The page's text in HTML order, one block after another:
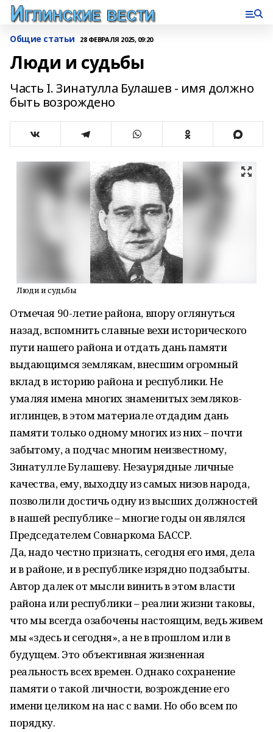
Общие статьи 28 ФЕВРАЛЯ 2025, 09:20
Люди и судьбы
Часть I. Зинатулла Булашев - имя должно
быть возрождено
Люди и судьбы
Отмечая 90-летие района, впору оглянуться
назад, вспомнить славные вехи исторического
пути нашего района и отдать дань памяти
выдающимся землякам, внесшим огромный
вклад в историю района и республики. Не
умаляя имена многих знаменитых земляков-
иглинцев, в этом материале отдадим дань
памяти только одному многих из них – почти
забытому, а подчас многим неизвестному,
Зинатулле Булашеву. Незаурядные личные
качества, ему, выходцу из самых низов народа,
позволили достичь одну из высших должностей
в нашей республике – многие годы он являлся
Председателем Совнаркома БАССР.
Да, надо честно признать, сегодня его имя, дела
и в районе, и в республике изрядно подзабыты.
Автор далек от мысли винить в этом власти
района или республики – реалии жизни таковы,
что мы всегда озабочены настоящим, ведь живем
мы «здесь и сегодня», а не в прошлом или в
будущем. Это объективная жизненная
реальность всех времен. Однако сохранение
памяти о такой личности, возрождение его
имени целиком на нас с вами. Но обо всем по
порядку.